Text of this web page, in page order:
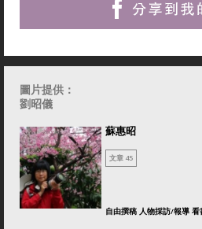
圖片提供：
劉昭儀
蘇惠昭
文章 45
自由撰稿 人物採訪/報導